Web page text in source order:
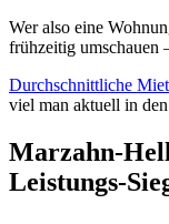
Wer also eine
frühzeitig umschauen
Durchschnittliche
viel man aktuell in
Marzahn-
Leistungs-